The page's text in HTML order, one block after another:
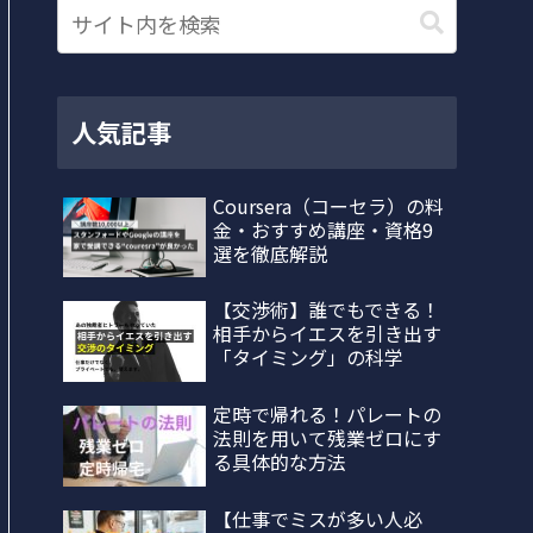
人気記事
Coursera（コーセラ）の料
金・おすすめ講座・資格9
選を徹底解説
【交渉術】誰でもできる！
相手からイエスを引き出す
「タイミング」の科学
定時で帰れる！パレートの
法則を用いて残業ゼロにす
る具体的な方法
【仕事でミスが多い人必